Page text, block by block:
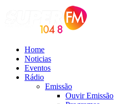
Home
Noticias
Eventos
Rádio
Emissão
Ouvir Emissão